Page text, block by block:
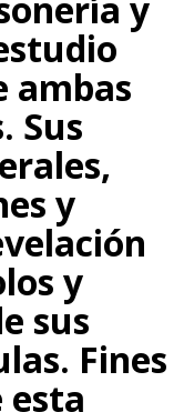
y
ambas
Sus
y
y
sus
Fines
esta